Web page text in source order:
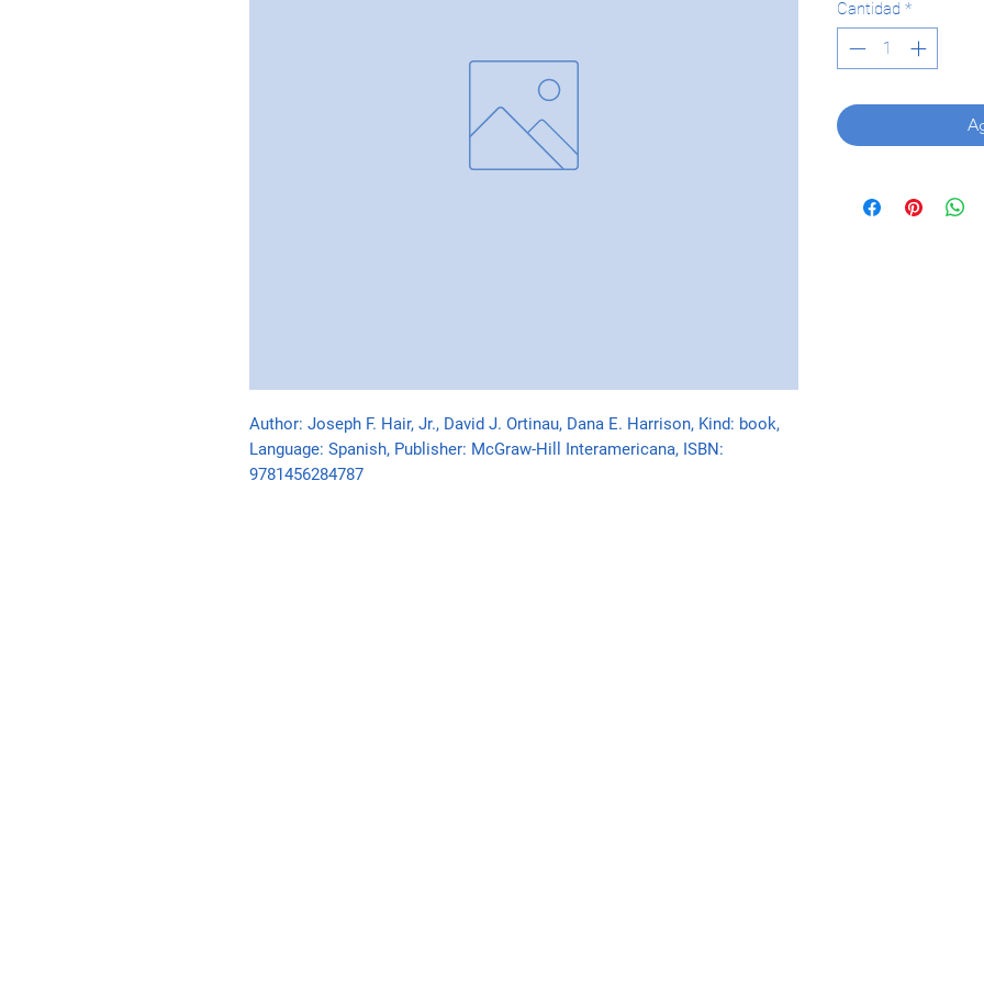
Author: Joseph F. Hair, Jr., David J. Ortinau, Dana E. Harrison, Kind: book,
Language: Spanish, Publisher: McGraw-Hill Interamericana, ISBN:
9781456284787
Cantidad *